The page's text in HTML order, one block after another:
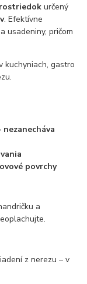
určený
. Efektívne
usadeniny, pričom
kuchyniach, gastro
povrchy
a
z nerezu – v